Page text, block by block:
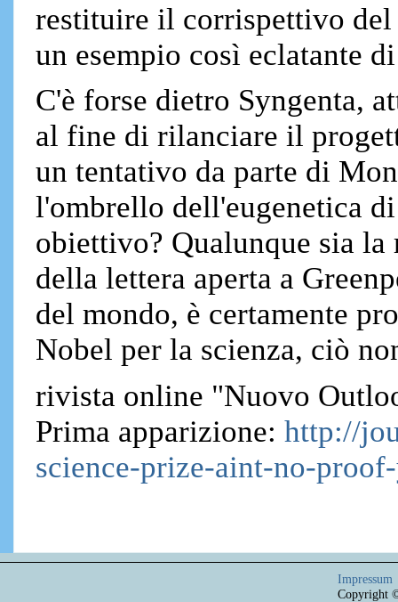
restituire il corrispettivo
un esempio così eclatante
C'è forse dietro Syngenta,
al fine di rilanciare il
un tentativo da parte di
l'ombrello dell'eugenetica
obiettivo? Qualunque sia la
della lettera aperta a
del mondo, è certamente
Nobel per la scienza, ciò
rivista online "Nuovo
Prima apparizione:http://
science-prize-aint-no-
Impressum
Copyright